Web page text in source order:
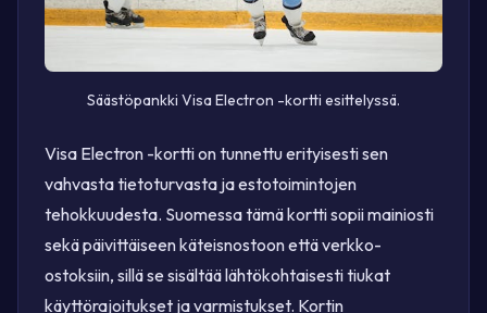
Säästöpankki Visa Electron -kortti esittelyssä.
Visa Electron -kortti on tunnettu erityisesti sen
vahvasta tietoturvasta ja estotoimintojen
tehokkuudesta. Suomessa tämä kortti sopii mainiosti
sekä päivittäiseen käteisnostoon että verkko-
ostoksiin, sillä se sisältää lähtökohtaisesti tiukat
käyttörajoitukset ja varmistukset. Kortin